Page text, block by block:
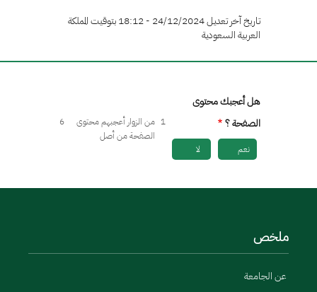
تاريخ آخر تعديل 24/12/2024 - 18:12 بتوقيت المملكة
العربية السعودية
هل أعجبك محتوى
الصفحة ؟
نعم لا
1 من الزوار أعجبهم محتوى
الصفحة من أصل
6
ملخص
عن الجامعة